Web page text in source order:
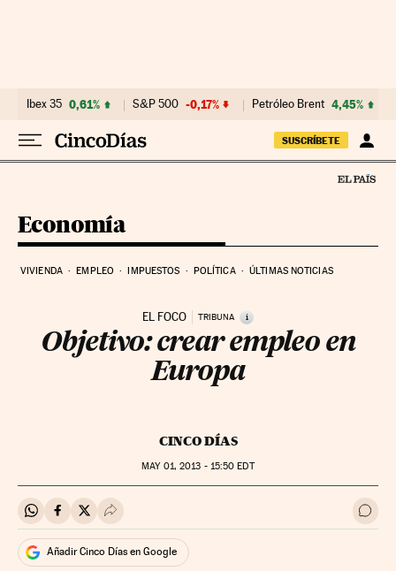
Ibex 35 0,61% S&P 500 -0,17% Petróleo Brent 4,45%
SUSCRÍBETE
Economía
VIVIENDA EMPLEO IMPUESTOS POLÍTICA ÚLTIMAS NOTICIAS
EL FOCO TRIBUNA i
Objetivo: crear empleo en
Europa
CINCO DÍAS
MAY01, 2013 - 15:50 EDT
Compartir en Whatsapp
Compartir en Facebook
Compartir en Twitter
Desplegar Redes Sociales Ir a
Añadir Cinco Días en Google